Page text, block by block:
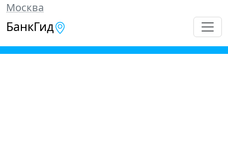
Москва
БанкГид